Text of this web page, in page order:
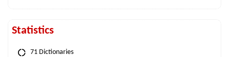
Statistics
71 Dictionaries